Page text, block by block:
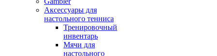
Аксессуары для
настольного тенниса
Тренировочный
инвентарь
Мячи для
настольного